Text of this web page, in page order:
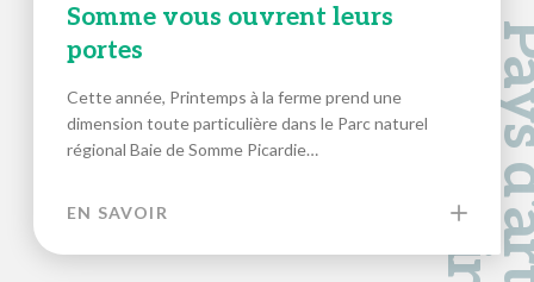
Somme vous ouvrent leurs
portes
Cette année, Printemps à la ferme prend une
dimension toute particulière dans le Parc naturel
régional Baie de Somme Picardie…
EN SAVOIR a
d
e